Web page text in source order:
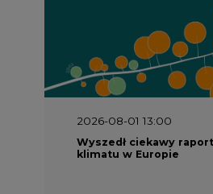
2026-08-01 13:00
Wyszedł ciekawy
klimatu w Europie